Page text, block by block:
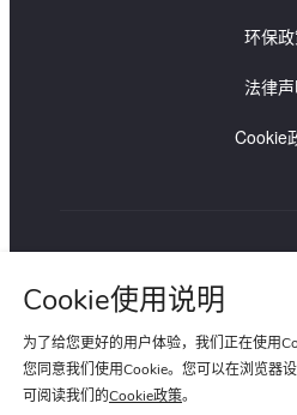
Cookie使用说明
为了给您更好的用户体验，我们正在使用
您同意我们使用Cookie。您可以在浏览器
可阅读我们的Cookie政策。
环保
法律
Cookie
捷豹贵宾专线